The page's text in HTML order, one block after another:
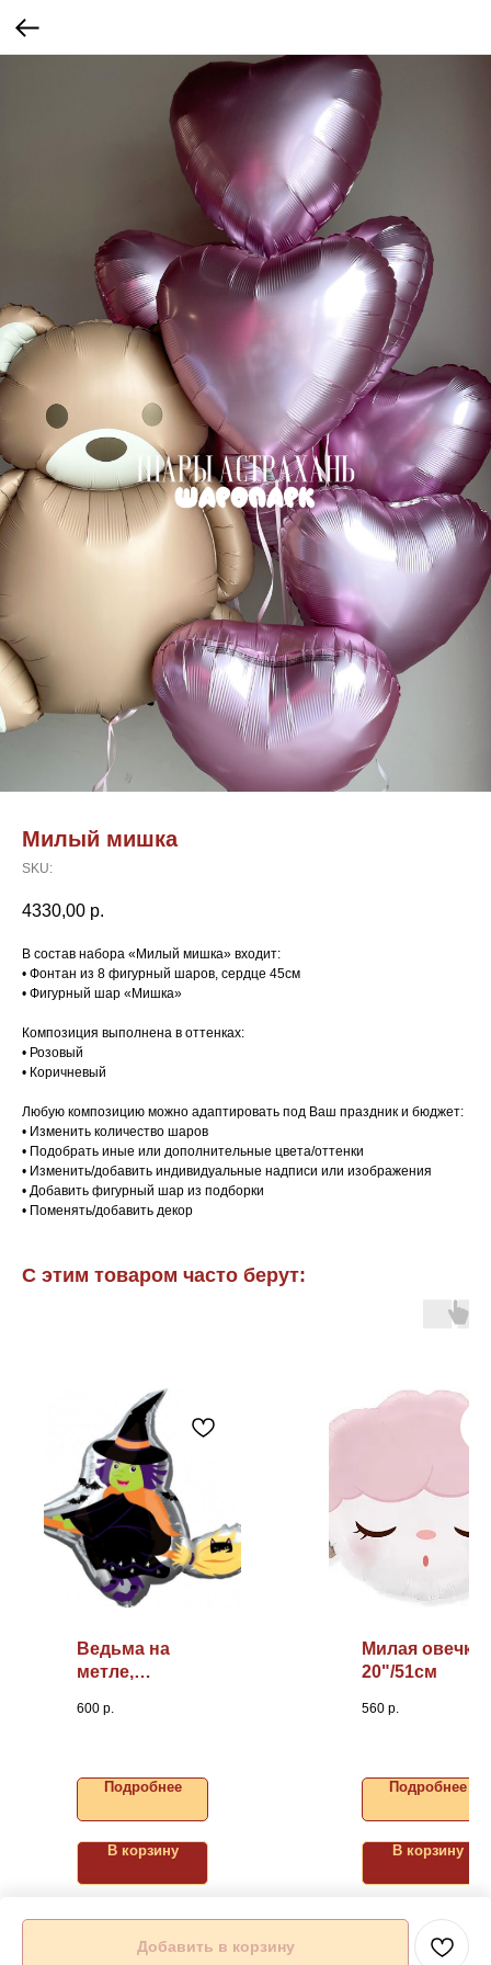
Милый мишка
SKU:
4330,00 р.
Добавить в корзину
В состав набора «Милый мишка» входит:
• Фонтан из 8 фигурный шаров, сердце 45см
• Фигурный шар «Мишка»
Композиция выполнена в оттенках:
• Розовый
• Коричневый
Любую композицию можно адаптировать под Ваш праздник и бюджет:
• Изменить количество шаров
• Подобрать иные или дополнительные цвета/оттенки
• Изменить/добавить индивидуальные надписи или изображения
• Добавить фигурный шар из подборки
• Поменять/добавить декор
С этим товаром часто берут:
Ведьма на
метле,
600 р.
Подробнее
В корзину
Милая овечка,
20"/51см
560 р.
Подробнее
В корзину